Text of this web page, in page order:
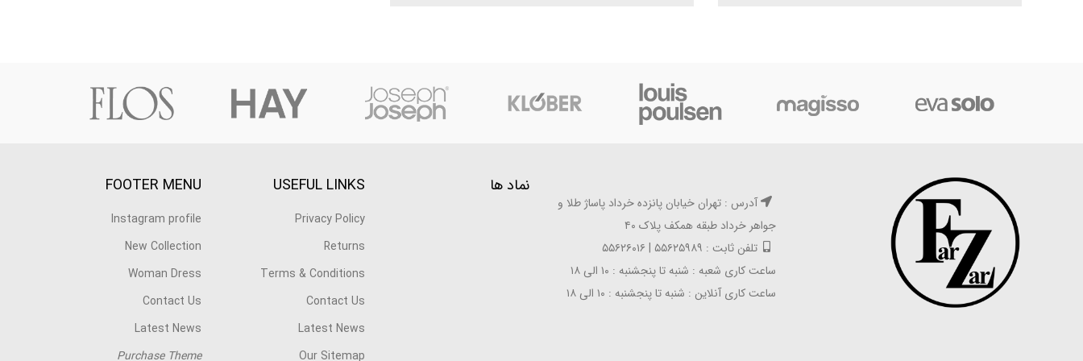
آدرس : تهران خیابان پانزده خرداد پاساژ طلا و
جواهر خرداد طبقه همکف پلاک ۴۰
تلفن ثابت : ۵۵۶۲۵۹۸۹ | ۵۵۶۲۶۰۱۶
ساعت کاری شعبه : شنبه تا پنجشنبه : ۱۰ الی ۱۸
ساعت کاری آنلاین : شنبه تا پنجشنبه : ۱۰ الی ۱۸
نماد ها USEFUL LINKS
Privacy Policy
Returns
Terms & Conditions
Contact Us
Latest News
Our Sitemap
FOOTER MENU
Instagram profile
New Collection
Woman Dress
Contact Us
Latest News
Purchase Theme